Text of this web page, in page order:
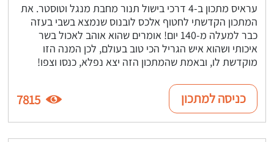
עראיס מתכון ב-4 דרכי בישול תנור מחבת מנגל וטוסטר. את
המתכון הקדשתי לחטוף אלכס לובנוס שנמצא בשבי בעזה
כבר למעלה מ-140 יום! אומרים שהוא אוהב לאכול בשר
איכותי ושהוא איש הגריל הכי טוב בעולם, לכן המנה הזו
מוקדשת לו, ובאמת שהמתכון הזה יצא נפלא, כנסו וצפו!
כניסה למתכון 7815